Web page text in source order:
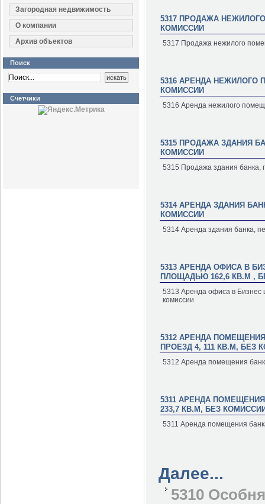
Загородная недвижимость
О компании
Архив объектов
Поиск
Счетчики
5317 ПРОДАЖА
КОМИССИИ
5317 Продажа нежилого
5316 АРЕНДА НЕЖИЛОГО
КОМИССИИ
5316 Аренда нежилого
5315 ПРОДАЖА ЗДАНИЯ
КОМИССИИ
5315 Продажа здания банка,
5314 АРЕНДА ЗДАНИЯ
КОМИССИИ
5314 Аренда здания банка,
5313 АРЕНДА ОФИСА В
ПЛОЩАДЬЮ 162,6 КВ.М ,
5313 Аренда офиса в Бизнес
комиссии
5312 АРЕНДА
ПРОЕЗД 4, 111 КВ.М, БЕЗ
5312 Аренда помещения
5311 АРЕНДА
233,7 КВ.М, БЕЗ
5311 Аренда помещения
Далее...
5310